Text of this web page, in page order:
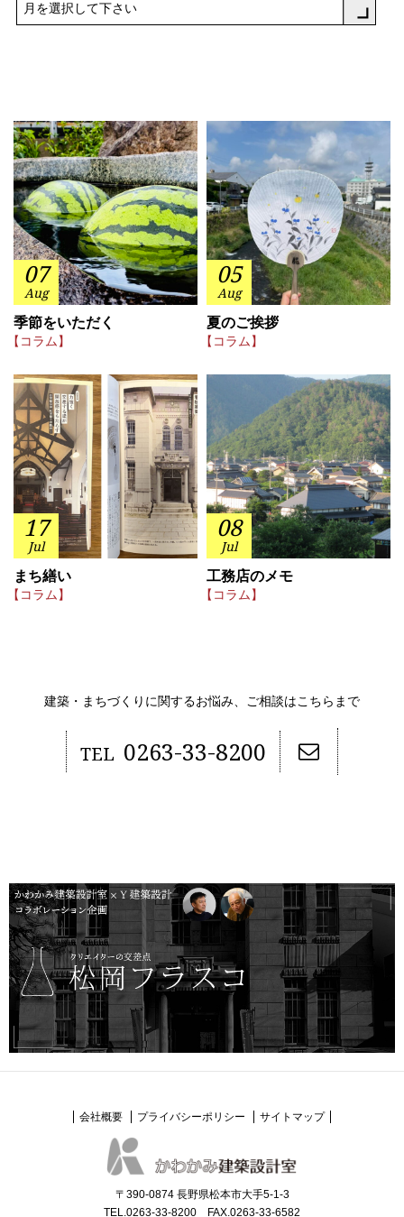
月を選択して下さい
07
Aug
季節をいただく
【コラム】
05
Aug
夏のご挨拶
【コラム】
17
Jul
まち繕い
【コラム】
08
Jul
工務店のメモ
【コラム】
建築・まちづくりに関するお悩み、ご相談はこちらまで
TEL 0263-33-8200
会社概要 プライバシーポリシー サイトマップ
〒390-0874 長野県松本市大手5-1-3
TEL.0263-33-8200 FAX.0263-33-6582